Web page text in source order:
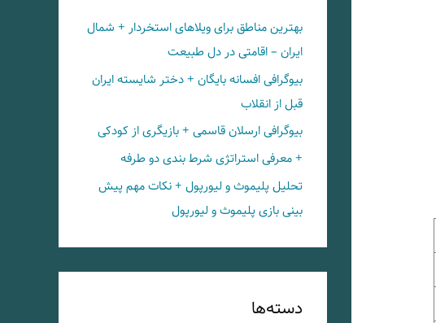
بهترین مناطق برای ویلاهای استخردار + شمال
ایران – اقامتی در دل طبیعت
بیوگرافی افسانه بایگان + دختر شایسته ایران
قبل از انقلاب
بیوگرافی ارسلان قاسمی + بازیگری از کودکی
+ معرفی استراتژی شرط بندی دو طرفه
تحلیل پلیموث و لیورپول + نکات مهم پیش
بینی بازی پلیموث و لیورپول
دسته‌ها